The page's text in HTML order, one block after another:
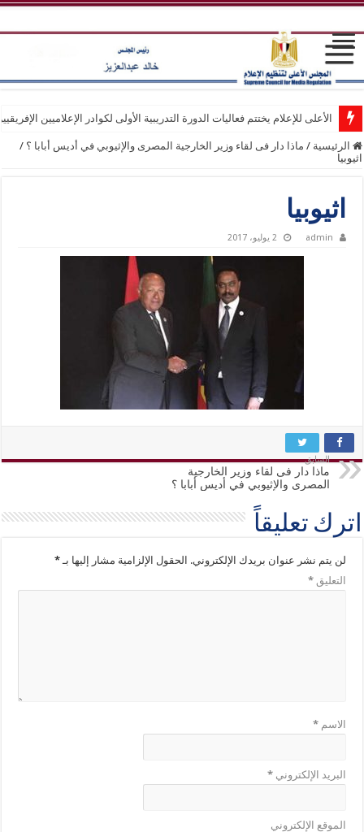
الأعلى للإعلام يختتم فعاليات الدورة التدريبية الأولى لكوادر الإعلاميين
الرئيسية / ماذا دار فى لقاء وزير الخارجية المصرى والإثيوبي في أديس أبابا ؟ /
اثيوبيا
اثيوبيا
admin 2 يوليو، 2017
السابق
ماذا دار فى لقاء وزير الخارجية
المصرى والإثيوبي في أديس أبابا ؟
اترك تعليقاً
لن يتم نشر عنوان بريدك الإلكتروني. الحقول الإلزامية مشار إليها بـ*
التعليق*
الاسم*
البريد الإلكتروني*
الموقع الإلكتروني